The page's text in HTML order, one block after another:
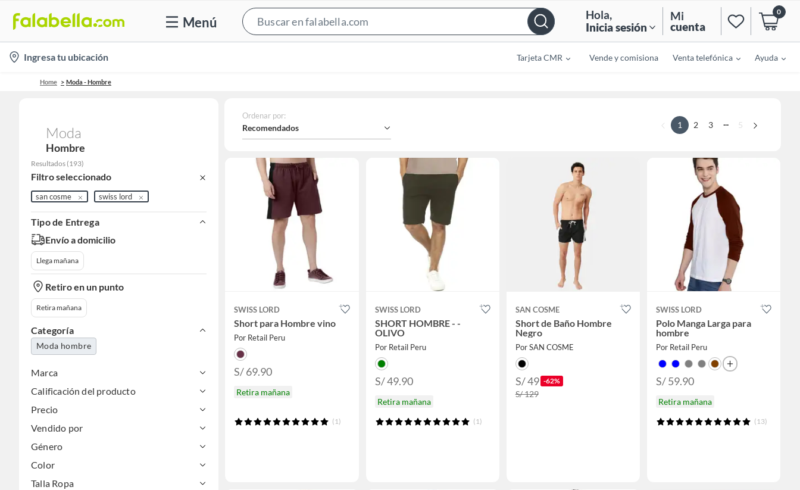
Menú
Bar
Hola,
Inicia sesión
Mi
cuenta
0
location-
icon
Ingresa tu ubicación Tarjeta CMR Vende y comisiona Venta telefónica Ayuda
Home Moda - Hombre
Moda
Hombre
Resultados (193)
Filtro seleccionado
san cosme swiss lord
Tipo de Entrega
Envío a domicilio
Llega mañana
Retiro en un punto
Retira mañana
Categoría
Moda hombre
Marca
Calificación del producto
Precio
Vendido por
Género
Color
Talla Ropa
Ordenar por:
Recomendados 1 2 3 ... 5
SWISS LORD
Short para Hombre vino
Por Retail Peru
S/ 69.90
Retira mañana
(1)
SWISS LORD
SHORT HOMBRE - -
OLIVO
Por Retail Peru
S/ 49.90
Retira mañana
(1)
SAN COSME
Short de Baño Hombre
Negro
Por SAN COSME
S/ 49 -62%
S/ 129
SWISS LORD
Polo Manga Larga para
hombre
Por Retail Peru
S/ 59.90
Retira mañana
(13)